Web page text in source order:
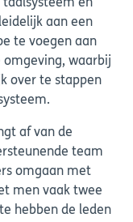
en
aan een
te voegen aan
omgeving, waarbij
over te stappen
af van de
team
omgaan met
men vaak twee
hebben de leden